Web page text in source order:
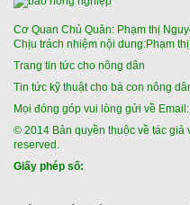
Cơ Quan Chủ Quản: Phạm thị
Chịu trách nhiệm nội dung:Phạm
Trang tin tức cho nông dân
Tin tức kỹ thuật cho bà con nông
Mọi đóng góp vui lòng gửi về
© 2014 Bản quyền thuộc về tác giả
reserved.
Giấy phép số: